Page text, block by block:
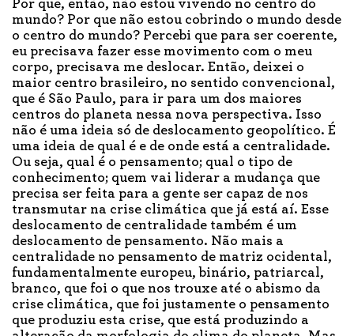
Por que, então, não estou vivendo no centro do
mundo? Por que não estou cobrindo o mundo desde
o centro do mundo? Percebi que para ser coerente,
eu precisava fazer esse movimento com o meu
corpo, precisava me deslocar. Então, deixei o
maior centro brasileiro, no sentido convencional,
que é São Paulo, para ir para um dos maiores
centros do planeta nessa nova perspectiva. Isso
não é uma ideia só de deslocamento geopolítico. É
uma ideia de qual é e de onde está a centralidade.
Ou seja, qual é o pensamento; qual o tipo de
conhecimento; quem vai liderar a mudança que
precisa ser feita para a gente ser capaz de nos
transmutar na crise climática que já está aí. Esse
deslocamento de centralidade também é um
deslocamento de pensamento. Não mais a
centralidade no pensamento de matriz ocidental,
fundamentalmente europeu, binário, patriarcal,
branco, que foi o que nos trouxe até o abismo da
crise climática, que foi justamente o pensamento
que produziu esta crise, que está produzindo a